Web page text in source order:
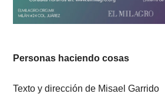
Personas haciendo cosas
Texto y dirección de Misael Garrido